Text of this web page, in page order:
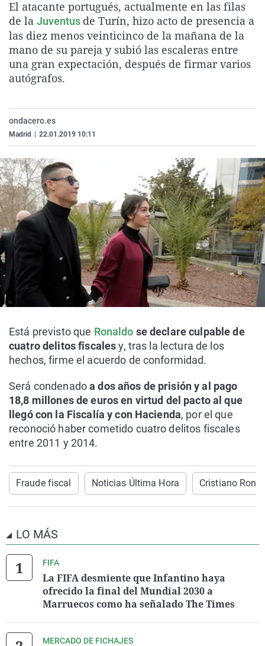
La rosa de los vientos
Gente viajera
Como el perro y el
Caso
Retornados
Equipo de
Operación Viuda
Extremadura
Galicia
La Rioja
Navarra
Virales
Televisión
Elecciones
El atacante portugués, actualmente en las filas
de la Juventus de Turín, hizo acto de presencia a
las diez menos veinticinco de la mañana de la
mano de su pareja y subió las escaleras entre
una gran expectación, después de firmar varios
autógrafos.
ondacero.es
Madrid 22.01.2019 10:11
Está previsto que Ronaldo se declare culpable de
cuatro delitos fiscalesy, tras la lectura de los
hechos, firme el acuerdo de conformidad.
Será condenadoa dos años de prisión y al pago
18,8 millones de euros en virtud del pacto al que
llegó con la Fiscalía y con Hacienda, por el que
reconoció haber cometido cuatro delitos fiscales
entre 2011 y 2014.
Fraude fiscal Noticias Última Hora Cristiano
LO MÁS
FIFA
La FIFA desmiente que Infantino haya
ofrecido la final del Mundial 2030 a
Marruecos como ha señalado The Times
MERCADO DE FICHAJES